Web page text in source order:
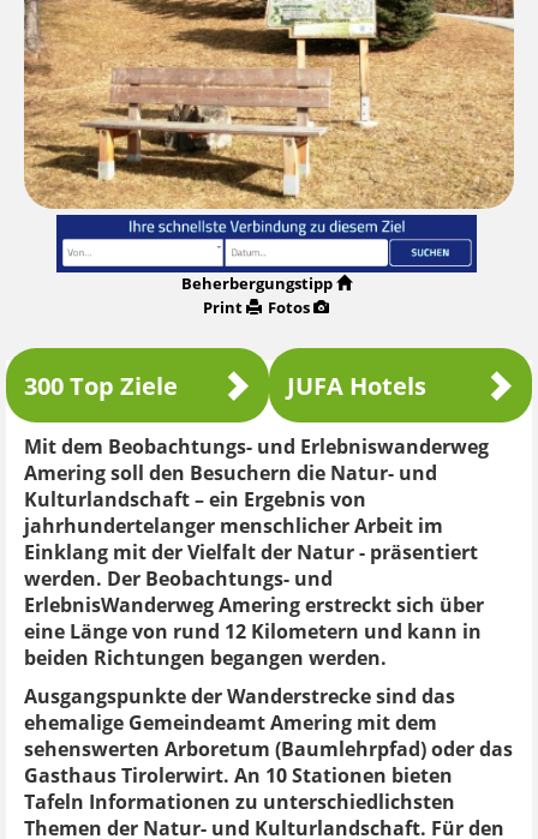
Beherbergungstipp
Print
Fotos
300 Top Ziele JUFA Hotels
Mit dem Beobachtungs- und Erlebniswanderweg
Amering soll den Besuchern die Natur- und
Kulturlandschaft – ein Ergebnis von
jahrhundertelanger menschlicher Arbeit im
Einklang mit der Vielfalt der Natur - präsentiert
werden. Der Beobachtungs- und
ErlebnisWanderweg Amering erstreckt sich über
eine Länge von rund 12 Kilometern und kann in
beiden Richtungen begangen werden.
Ausgangspunkte der Wanderstrecke sind das
ehemalige Gemeindeamt Amering mit dem
sehenswerten Arboretum (Baumlehrpfad) oder das
Gasthaus Tirolerwirt. An 10 Stationen bieten
Tafeln Informationen zu unterschiedlichsten
Themen der Natur- und Kulturlandschaft. Für den